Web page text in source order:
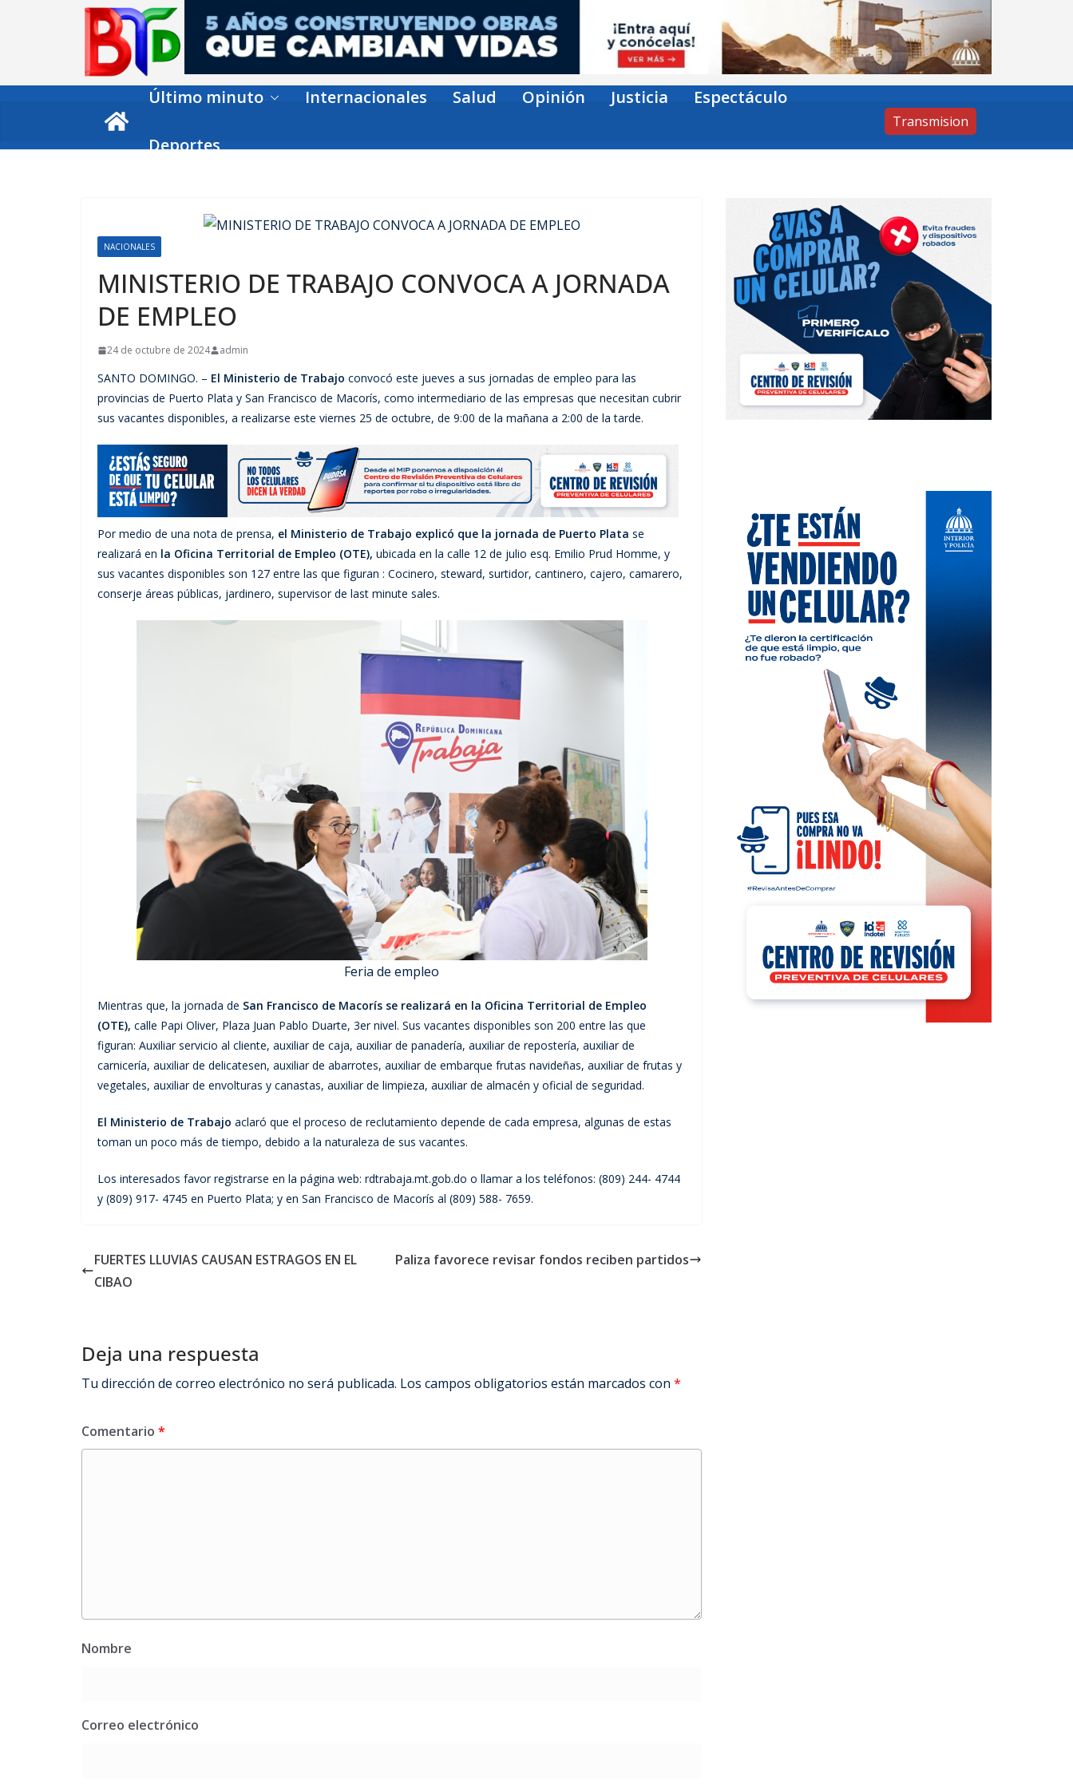
Último minuto Internacionales Salud Opinión Justicia Espectáculo
Deportes
Transmision
NACIONALES
MINISTERIO DE TRABAJO CONVOCA A JORNADA
DE EMPLEO
24 de octubre de 2024 admin
SANTO DOMINGO. – El Ministerio de Trabajo convocó este jueves a sus jornadas de empleo para las
provincias de Puerto Plata y San Francisco de Macorís, como intermediario de las empresas que necesitan cubrir
sus vacantes disponibles, a realizarse este viernes 25 de octubre, de 9:00 de la mañana a 2:00 de la tarde.
Por medio de una nota de prensa, el Ministerio de Trabajo explicó que la jornada de Puerto Plata se
realizará en la Oficina Territorial de Empleo (OTE), ubicada en la calle 12 de julio esq. Emilio Prud Homme, y
sus vacantes disponibles son 127 entre las que figuran : Cocinero, steward, surtidor, cantinero, cajero, camarero,
conserje áreas públicas, jardinero, supervisor de last minute sales.
Feria de empleo
Mientras que, la jornada de San Francisco de Macorís se realizará en la Oficina Territorial de Empleo
(OTE), calle Papi Oliver, Plaza Juan Pablo Duarte, 3er nivel. Sus vacantes disponibles son 200 entre las que
figuran: Auxiliar servicio al cliente, auxiliar de caja, auxiliar de panadería, auxiliar de repostería, auxiliar de
carnicería, auxiliar de delicatesen, auxiliar de abarrotes, auxiliar de embarque frutas navideñas, auxiliar de frutas y
vegetales, auxiliar de envolturas y canastas, auxiliar de limpieza, auxiliar de almacén y oficial de seguridad.
El Ministerio de Trabajo aclaró que el proceso de reclutamiento depende de cada empresa, algunas de estas
toman un poco más de tiempo, debido a la naturaleza de sus vacantes.
Los interesados favor registrarse en la página web: rdtrabaja.mt.gob.do o llamar a los teléfonos: (809) 244- 4744
y (809) 917- 4745 en Puerto Plata; y en San Francisco de Macorís al (809) 588- 7659.
FUERTES LLUVIAS CAUSAN ESTRAGOS EN EL
CIBAO
Paliza favorece revisar fondos reciben partidos
Deja una respuesta
Tu dirección de correo electrónico no será publicada. Los campos obligatorios están marcados con *
Comentario *
Nombre
Correo electrónico